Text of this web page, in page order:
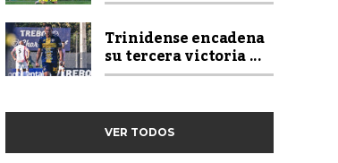
Trinidense encadena
su tercera victoria ...
VER TODOS